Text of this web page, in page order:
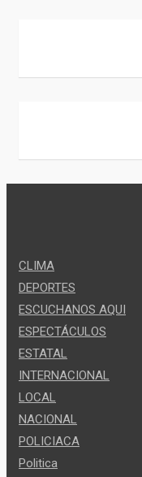
CLIMA
DEPORTES
ESCUCHANOS AQUI
ESPECTÁCULOS
ESTATAL
INTERNACIONAL
LOCAL
NACIONAL
POLICIACA
Politica